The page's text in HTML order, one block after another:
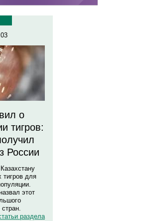
о
тигров:
России
тигров для
этот
стран.
раздела